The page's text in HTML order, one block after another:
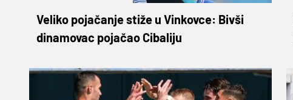
Veliko pojačanje stiže u Vinkovce: Bivši
dinamovac pojačao Cibaliju